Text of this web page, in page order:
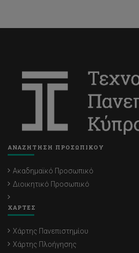
ΑΝΑΖΗΤΗΣΗ ΠΡΟΣΩΠΙΚΟΥ
Ακαδημαϊκό Προσωπικό
Διοικητικό Προσωπικό
ΧΑΡΤΕΣ
Χάρτης Πανεπιστημίου
Χάρτης Πλοήγησης